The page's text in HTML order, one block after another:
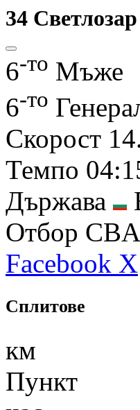
34
6-то Мъже
6-то
Скорост
Темпо
Държава
Отбор CBA
Facebook X
Сплитове
км
Пункт